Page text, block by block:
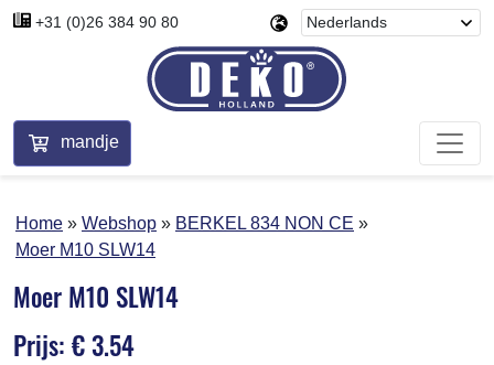
+31 (0)26 384 90 80
mandje
Home Webshop
BERKEL 834 NON CE
Moer M10 SLW14
Moer M10 SLW14
Prijs: € 3.54